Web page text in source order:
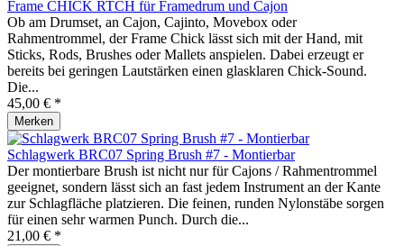
Frame CHICK RTCH für Framedrum und Cajon
Ob am Drumset, an Cajon, Cajinto, Movebox oder
Rahmentrommel, der Frame Chick lässt sich mit der Hand, mit
Sticks, Rods, Brushes oder Mallets anspielen. Dabei erzeugt er
bereits bei geringen Lautstärken einen glasklaren Chick-Sound.
Die...
45,00 € *
Merken
Schlagwerk BRC07 Spring Brush #7 - Montierbar
Der montierbare Brush ist nicht nur für Cajons / Rahmentrommel
geeignet, sondern lässt sich an fast jedem Instrument an der Kante
zur Schlagfläche platzieren. Die feinen, runden Nylonstäbe sorgen
für einen sehr warmen Punch. Durch die...
21,00 € *